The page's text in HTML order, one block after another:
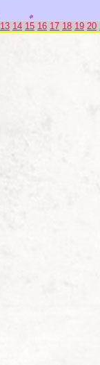
13 14 15 16 17 18 19 20